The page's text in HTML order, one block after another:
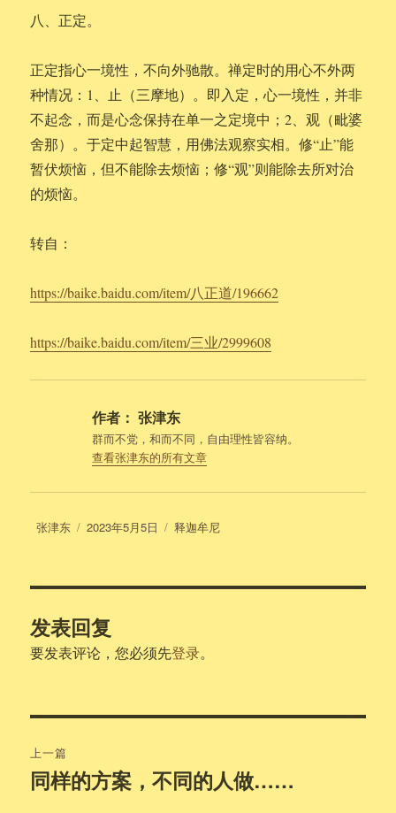
八、正定。
正定指心一境性，不向外驰散。禅定时的用心不外两
种情况：1、止（三摩地）。即入定，心一境性，并非
不起念，而是心念保持在单一之定境中；2、观（毗婆
舍那）。于定中起智慧，用佛法观察实相。修“止”能
暂伏烦恼，但不能除去烦恼；修“观”则能除去所对治
的烦恼。
转自：
https://baike.baidu.com/item/八正道/196662
https://baike.baidu.com/item/三业/2999608
作者： 张津东
群而不党，和而不同，自由理性皆容纳。
查看张津东的所有文章
作
张津东
发
2023年5月5日
分
释迦牟尼
发表回复
要发表评论，您必须先登录。
章
上一篇
上
同样的方案，不同的人做……